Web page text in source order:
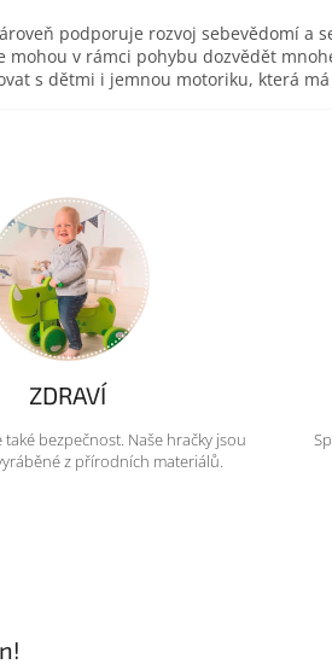
podporuje rozvoj sebevědomí a
v rámci pohybu dozvědět
s dětmi i jemnou motoriku, která
ZDRAVÍ
bezpečnost. Naše hračky jsou
z přírodních materiálů.